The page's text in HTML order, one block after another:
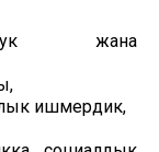
жана
ишмердик,